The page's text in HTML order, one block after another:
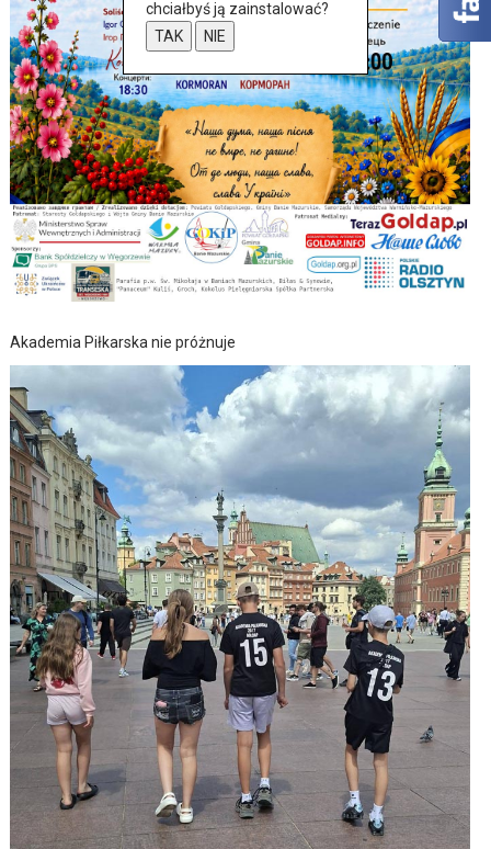
Akademia Piłkarska nie próżnuje
chciałbyś ją zainstalować?
TAK
NIE